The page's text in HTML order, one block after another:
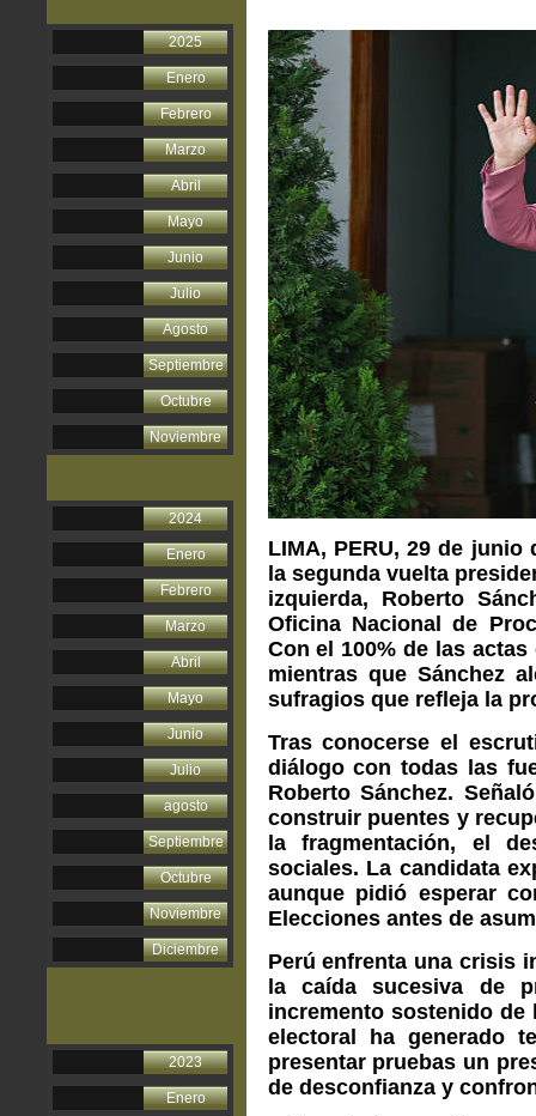
2025
Enero
Febrero
Marzo
Abril
Mayo
Junio
Julio
Agosto
Septiembre
Octubre
Noviembre
2024
Enero
Febrero
Marzo
Abril
Mayo
Junio
Julio
agosto
Septiembre
Octubre
Noviembre
Diciembre
2023
Enero
LIMA, PERU, 29 de junio
la segunda vuelta
izquierda, Roberto
Oficina Nacional de
Con el 100% de las
mientras que Sánchez
sufragios que refleja la
Tras conocerse el
diálogo con todas las
Roberto Sánchez.
construir puentes y
la fragmentación, el
sociales. La candidata
aunque pidió esperar
Elecciones antes de
Perú enfrenta una crisis
la caída sucesiva de
incremento sostenido
electoral ha generado
presentar pruebas un
de desconfianza y